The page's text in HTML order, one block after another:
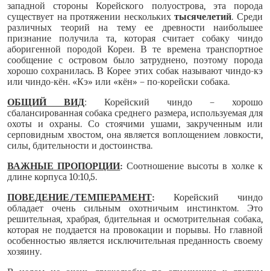
западной стороны Корейского полуострова, эта порода
существует на протяжении несколькихтысячелетий. Среди
различных теорий на тему ее древности наибольшее
признание получила та, которая считает собаку чиндо
аборигенной породой Кореи. В те времена транспортное
сообщение с островом было затруднено, поэтому порода
хорошо сохранилась. В Корее этих собак называют чиндо-кэ
или чиндо-кён. «Кэ» или «кён» – по-корейски собака.
ОБЩИЙ ВИД: Корейский чиндо – хорошо
сбалансированная собака среднего размера, используемая для
охоты и охраны. Со стоячими ушами, закрученным или
серповидным хвостом, она является воплощением ловкости,
силы, бдительности и достоинства.
ВАЖНЫЕ ПРОПОРЦИИ: Соотношение высоты в холке к
длине корпуса 10:10,5.
ПОВЕДЕНИЕ/ТЕМПЕРАМЕНТ: Корейский чиндо
обладает очень сильным охотничьим инстинктом. Это
решительная, храбрая, бдительная и осмотрительная собака,
которая не поддается на провокации и порывы. Но главной
особенностью является исключительная преданность своему
хозяину.